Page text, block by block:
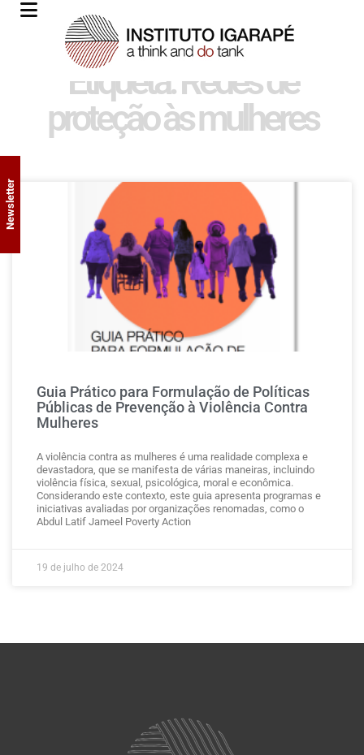
Etiqueta: Redes de
proteção às mulheres
Guia Prático para Formulação de Políticas
Públicas de Prevenção à Violência Contra
Mulheres
A violência contra as mulheres é uma realidade complexa e
devastadora, que se manifesta de várias maneiras, incluindo
violência física, sexual, psicológica, moral e econômica.
Considerando este contexto, este guia apresenta programas e
iniciativas avaliadas por organizações renomadas, como o
Abdul Latif Jameel Poverty Action
19 de julho de 2024
Newsletter